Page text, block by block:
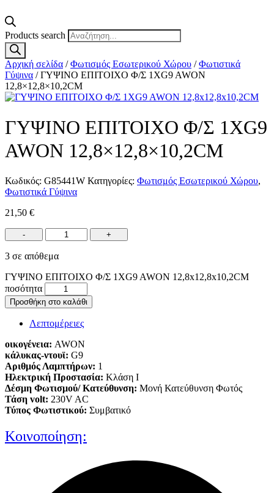
Products search
Αρχική σελίδα /Φωτισμός Εσωτερικού Χώρου /Φωτιστικά
Γύψινα / ΓΥΨΙΝΟ ΕΠΙΤΟΙΧΟ Φ/Σ 1XG9 AWON
12,8×12,8×10,2CM
ΓΥΨΙΝΟ ΕΠΙΤΟΙΧΟ Φ/Σ 1XG9
AWON 12,8×12,8×10,2CM
Κωδικός: G85441W Κατηγορίες: Φωτισμός Εσωτερικού Χώρου,
Φωτιστικά Γύψινα
21,50 €
- +
3 σε απόθεμα
ΓΥΨΙΝΟ ΕΠΙΤΟΙΧΟ Φ/Σ 1XG9 AWON 12,8x12,8x10,2CM
ποσότητα
Προσθήκη στο καλάθι
Λεπτομέρειες
οικογένεια: AWON
κάλυκας-ντουϊ: G9
Αριθμός Λαμπτήρων: 1
Ηλεκτρική Προστασία: Κλάση Ι
Δέσμη Φωτισμού/ Κατεύθυνση: Μονή Κατεύθυνση Φωτός
Τάση volt: 230V AC
Τύπος Φωτιστικού: Συμβατικό
Κοινοποίηση: